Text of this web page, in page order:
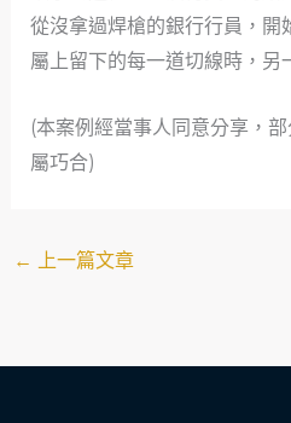
從沒拿過焊槍的銀行行員，開
屬上留下的每一道切線時，另
(本案例經當事人同意分享，
屬巧合)
← 上一篇文章